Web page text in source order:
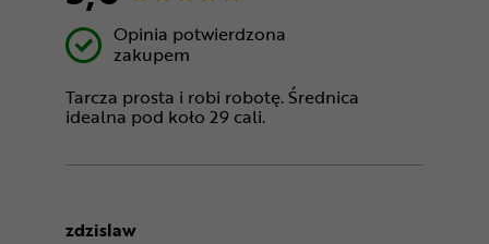
Opinia potwierdzona
zakupem
Tarcza prosta i robi robotę. Średnica
idealna pod koło 29 cali.
zdzislaw